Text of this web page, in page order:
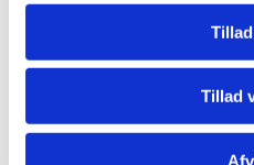
Tillad
FN's Humanitære
omhandler langvarige
i verden. Appellerne
kriserne og sikre midler
budgetter (Consolidated
FN’s humanitære